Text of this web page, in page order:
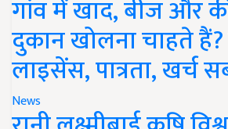
गांव में खाद, बीज और
दुकान खोलना चाहते
लाइसेंस, पात्रता, खर्च
News